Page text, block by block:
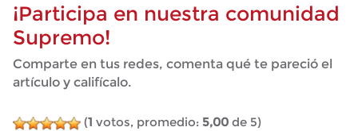
¡Participa en nuestra comunidad
Supremo!
Comparte en tus redes, comenta qué te pareció el
artículo y califícalo.
(1 votos, promedio: 5,00de 5)